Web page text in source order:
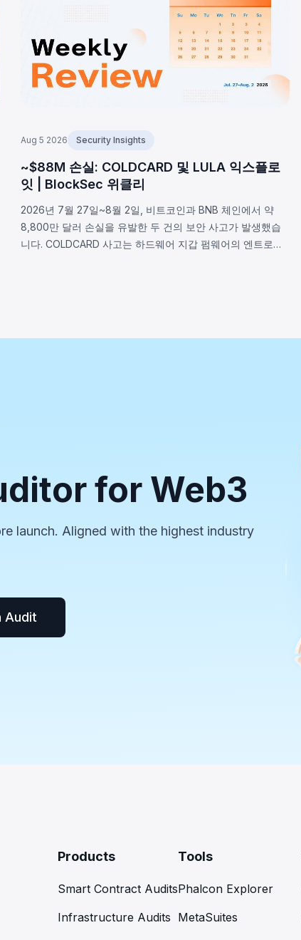
Aug 5 2026 Security Insights
~$88M 손실: COLDCARD 및 LULA 익스플로
잇 | BlockSec 위클리
2026년 7월 27일~8월 2일, 비트코인과 BNB 체인에서 약
8,800만 달러 손실을 유발한 두 건의 보안 사고가 발생했습
니다. COLDCARD 사고는 하드웨어 지갑 펌웨어의 엔트로피
for Web3
launch. Aligned with the highest industry
Audit
Products
Smart Contract Audits
Infrastructure Audits
Tools
Phalcon Explorer
MetaSuites